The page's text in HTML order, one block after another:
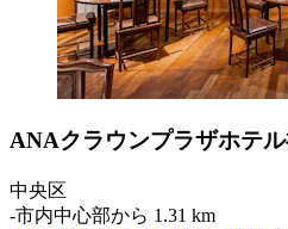
ANAクラウンプラザホテ
中央区
‐市内中心部から 1.31 km